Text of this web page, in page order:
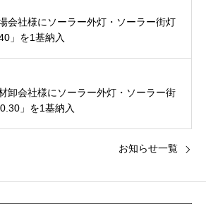
会社様にソーラー外灯・ソーラー街灯
」を1基納入
卸会社様にソーラー外灯・ソーラー街
」を1基納入
お知らせ一覧